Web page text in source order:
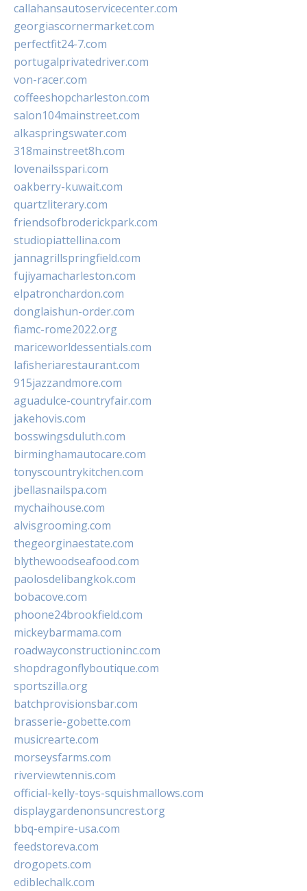
callahansautoservicecenter.com
georgiascornermarket.com
perfectfit24-7.com
portugalprivatedriver.com
von-racer.com
coffeeshopcharleston.com
salon104mainstreet.com
alkaspringswater.com
318mainstreet8h.com
lovenailsspari.com
oakberry-kuwait.com
quartzliterary.com
friendsofbroderickpark.com
studiopiattellina.com
jannagrillspringfield.com
fujiyamacharleston.com
elpatronchardon.com
donglaishun-order.com
fiamc-rome2022.org
mariceworldessentials.com
lafisheriarestaurant.com
915jazzandmore.com
aguadulce-countryfair.com
jakehovis.com
bosswingsduluth.com
birminghamautocare.com
tonyscountrykitchen.com
jbellasnailspa.com
mychaihouse.com
alvisgrooming.com
thegeorginaestate.com
blythewoodseafood.com
paolosdelibangkok.com
bobacove.com
phoone24brookfield.com
mickeybarmama.com
roadwayconstructioninc.com
shopdragonflyboutique.com
sportszilla.org
batchprovisionsbar.com
brasserie-gobette.com
musicrearte.com
morseysfarms.com
riverviewtennis.com
official-kelly-toys-squishmallows.com
displaygardenonsuncrest.org
bbq-empire-usa.com
feedstoreva.com
drogopets.com
ediblechalk.com